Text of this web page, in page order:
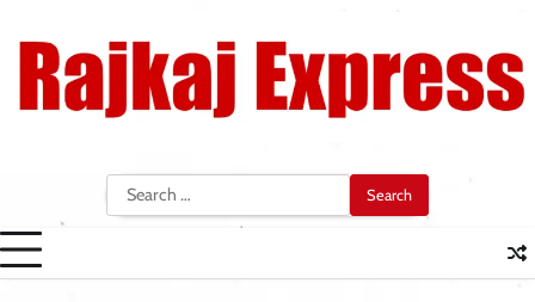
content
Search
for: